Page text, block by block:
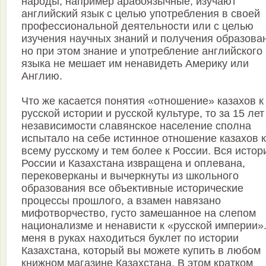
английский язык с целью употребления в своей
профессиональной деятельности или с целью
изучения научных знаний и получения
но при этом знание и употребление английского
языка не мешает им ненавидеть Америку или
Англию.
Что же касается понятия «отношение» казахов к
русской истории и русской культуре, то за 15 лет
независимости славянское население сполна
испытало на себе истинное отношение казахов
всему русскому и тем более к России. Вся
России и Казахстана извращена и оплевана,
перековерканы и вычеркнуты из школьного
образования все объективные исторические
процессы прошлого, а взамен навязано
мифотворчество, густо замешанное на слепом
национализме и ненависти к «русской
меня в руках находиться буклет по истории
Казахстана, который вы можете купить в любом
книжном магазине Казахстана. В этом кратком